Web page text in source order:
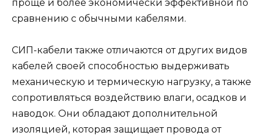
проще и более экономически эффективной по
сравнению с обычными кабелями.
СИП-кабели также отличаются от других видов
кабелей своей способностью выдерживать
механическую и термическую нагрузку, а также
сопротивляться воздействию влаги, осадков и
наводок. Они обладают дополнительной
изоляцией, которая защищает провода от